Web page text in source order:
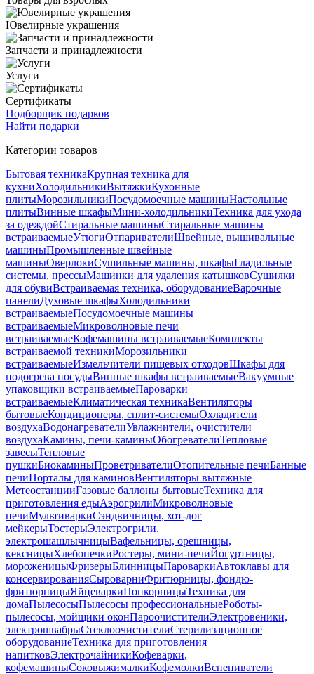
Ювелирные украшения
Запчасти и принадлежности
Услуги
Сертификаты
Подборщик подарков
Найти подарки
Категории товаров
Бытовая техникаКрупная техника для
кухниХолодильникиВытяжкиКухонные
плитыМорозильникиПосудомоечные машиныНастольные
плитыВинные шкафыМини-холодильникиТехника для ухода
за одеждойСтиральные машиныСтиральные машины
встраиваемыеУтюгиОтпаривателиШвейные, вышивальные
машиныПромышленные швейные
машиныОверлокиСушильные машины, шкафыГладильные
системы, прессыМашинки для удаления катышковСушилки
для обувиВстраиваемая техника, оборудованиеВарочные
панелиДуховые шкафыХолодильники
встраиваемыеПосудомоечные машины
встраиваемыеМикроволновые печи
встраиваемыеКофемашины встраиваемыеКомплекты
встраиваемой техникиМорозильники
встраиваемыеИзмельчители пищевых отходовШкафы для
подогрева посудыВинные шкафы встраиваемыеВакуумные
упаковщики встраиваемыеПароварки
встраиваемыеКлиматическая техникаВентиляторы
бытовыеКондиционеры, сплит-системыОхладители
воздухаВодонагревателиУвлажнители, очистители
воздухаКамины, печи-каминыОбогревателиТепловые
завесыТепловые
пушкиБиокаминыПроветривателиОтопительные печиБанные
печиПорталы для каминовВентиляторы вытяжные
МетеостанцииГазовые баллоны бытовыеТехника для
приготовления едыАэрогрилиМикроволновые
печиМультиваркиСэндвичницы, хот-дог
мейкерыТостерыЭлектрогрили,
электрошашлычницыВафельницы, орешницы,
кексницыХлебопечкиРостеры, мини-печиЙогуртницы,
мороженицыФризерыБлинницыПароваркиАвтоклавы для
консервированияСыроварниФритюрницы, фондю-
фритюрницыЯйцеваркиПопкорницыТехника для
домаПылесосыПылесосы профессиональныеРоботы-
пылесосы, мойщики оконПароочистителиЭлектровеники,
электрошвабрыСтеклоочистителиСтерилизационное
оборудованиеТехника для приготовления
напитковЭлектрочайникиКофеварки,
кофемашиныСоковыжималкиКофемолкиВспениватели